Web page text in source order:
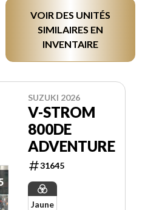
VOIR DES UNITÉS
SIMILAIRES EN
INVENTAIRE
SUZUKI 2026
V-STROM
800DE
ADVENTURE
31645
Jaune